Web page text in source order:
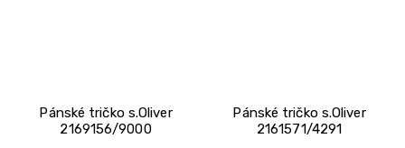
Pánské tričko s.Oliver
2169156/9000
Pánské tričko s.Oliver
2161571/4291